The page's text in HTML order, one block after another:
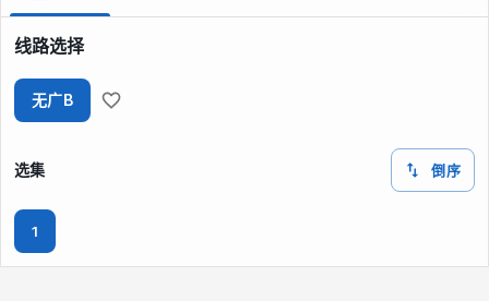
线路选择
无广B
选集 倒序
1